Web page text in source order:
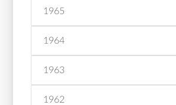
1965
1964
1963
1962